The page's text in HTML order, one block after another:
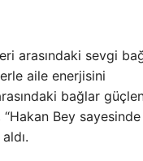
arasındaki sevgi
aile enerjisini
bağlar
Bey sayesinde